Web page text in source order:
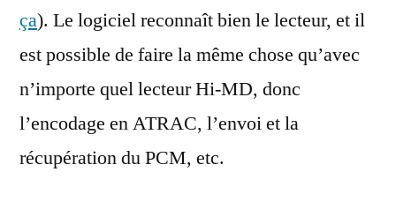
ça). Le logiciel reconnaît bien le lecteur, et il
est possible de faire la même chose qu’avec
n’importe quel lecteur Hi-MD, donc
l’encodage en ATRAC, l’envoi et la
récupération du PCM, etc.